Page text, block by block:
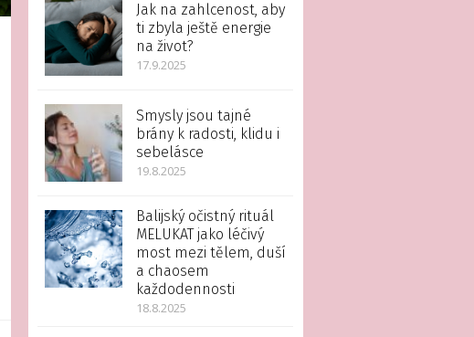
Jak na zahlcenost, aby
ti zbyla ještě energie
na život?
17.9.2025
Smysly jsou tajné
brány k radosti, klidu i
sebelásce
19.8.2025
Balijský očistný rituál
MELUKAT jako léčivý
most mezi tělem, duší
a chaosem
každodennosti
18.8.2025